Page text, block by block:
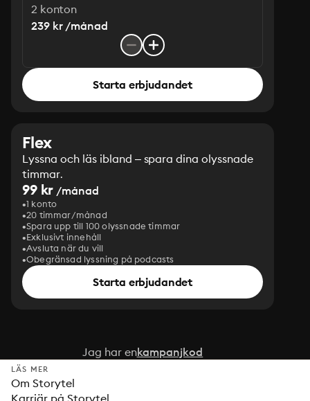
2 konton
239 kr /månad
Starta erbjudandet
Flex
Lyssna och läs ibland – spara dina olyssnade
timmar.
99 kr /månad
1 konto
20 timmar/månad
Spara upp till 100 olyssnade timmar
Exklusivt innehåll
Avsluta när du vill
Obegränsad lyssning på podcasts
Starta erbjudandet
Jag har enkampanjkod
LÄS MER
Om Storytel
Karriär på Storytel